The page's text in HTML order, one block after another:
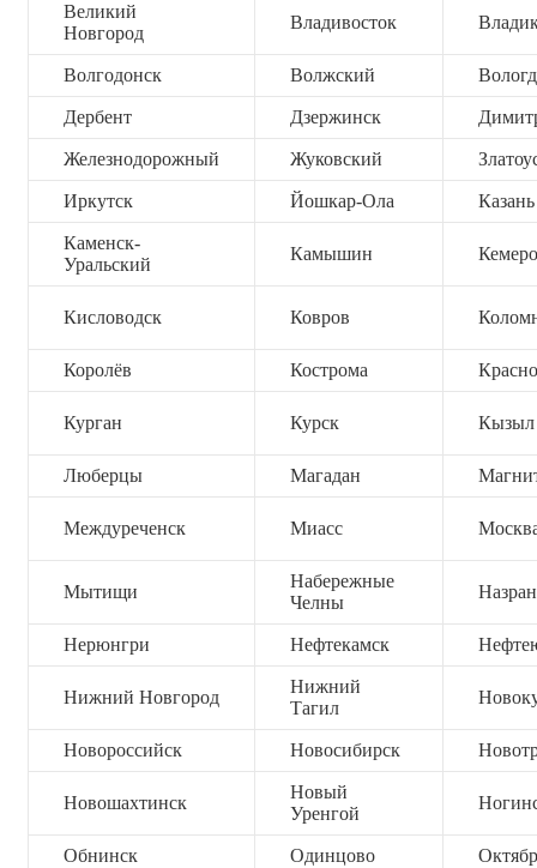
Великий
Новгород
Владивосток
Волгодонск Волжский
Дербент Дзержинск
Железнодорожный Жуковский
Иркутск Йошкар-Ола Казань
Каменск-
Уральский
Камышин
Кисловодск Ковров
Королёв Кострома
Курган Курск Кызыл
Люберцы Магадан
Междуреченск Миасс
Мытищи
Набережные
Челны
Нерюнгри Нефтекамск
Нижний Новгород
Нижний
Тагил
Новороссийск Новосибирск
Новошахтинск
Новый
Уренгой
Обнинск Одинцово